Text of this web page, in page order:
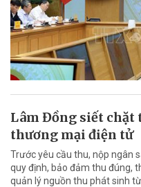
Lâm Đồng siết chặt
thương mại điện tử
Trước yêu cầu thu, nộp ngân
quy định, bảo đảm thu đúng,
quản lý nguồn thu phát sinh